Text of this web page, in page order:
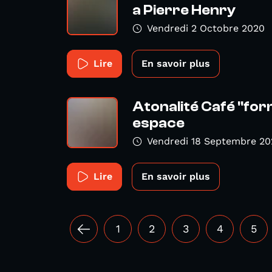
a Pierre Henry
Vendredi 2 Octobre 2020
Lire En savoir plus
Atonalité Café
espace
Vendredi 18 Septembre
Lire En savoir plus
1 2 3 4 5